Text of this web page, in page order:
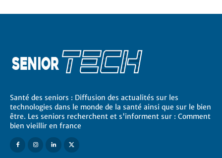
Santé des seniors : Diffusion des actualités sur les
technologies dans le monde de la santé ainsi que sur le bien
être. Les seniors recherchent et s'informent sur : Comment
bien vieillir en france